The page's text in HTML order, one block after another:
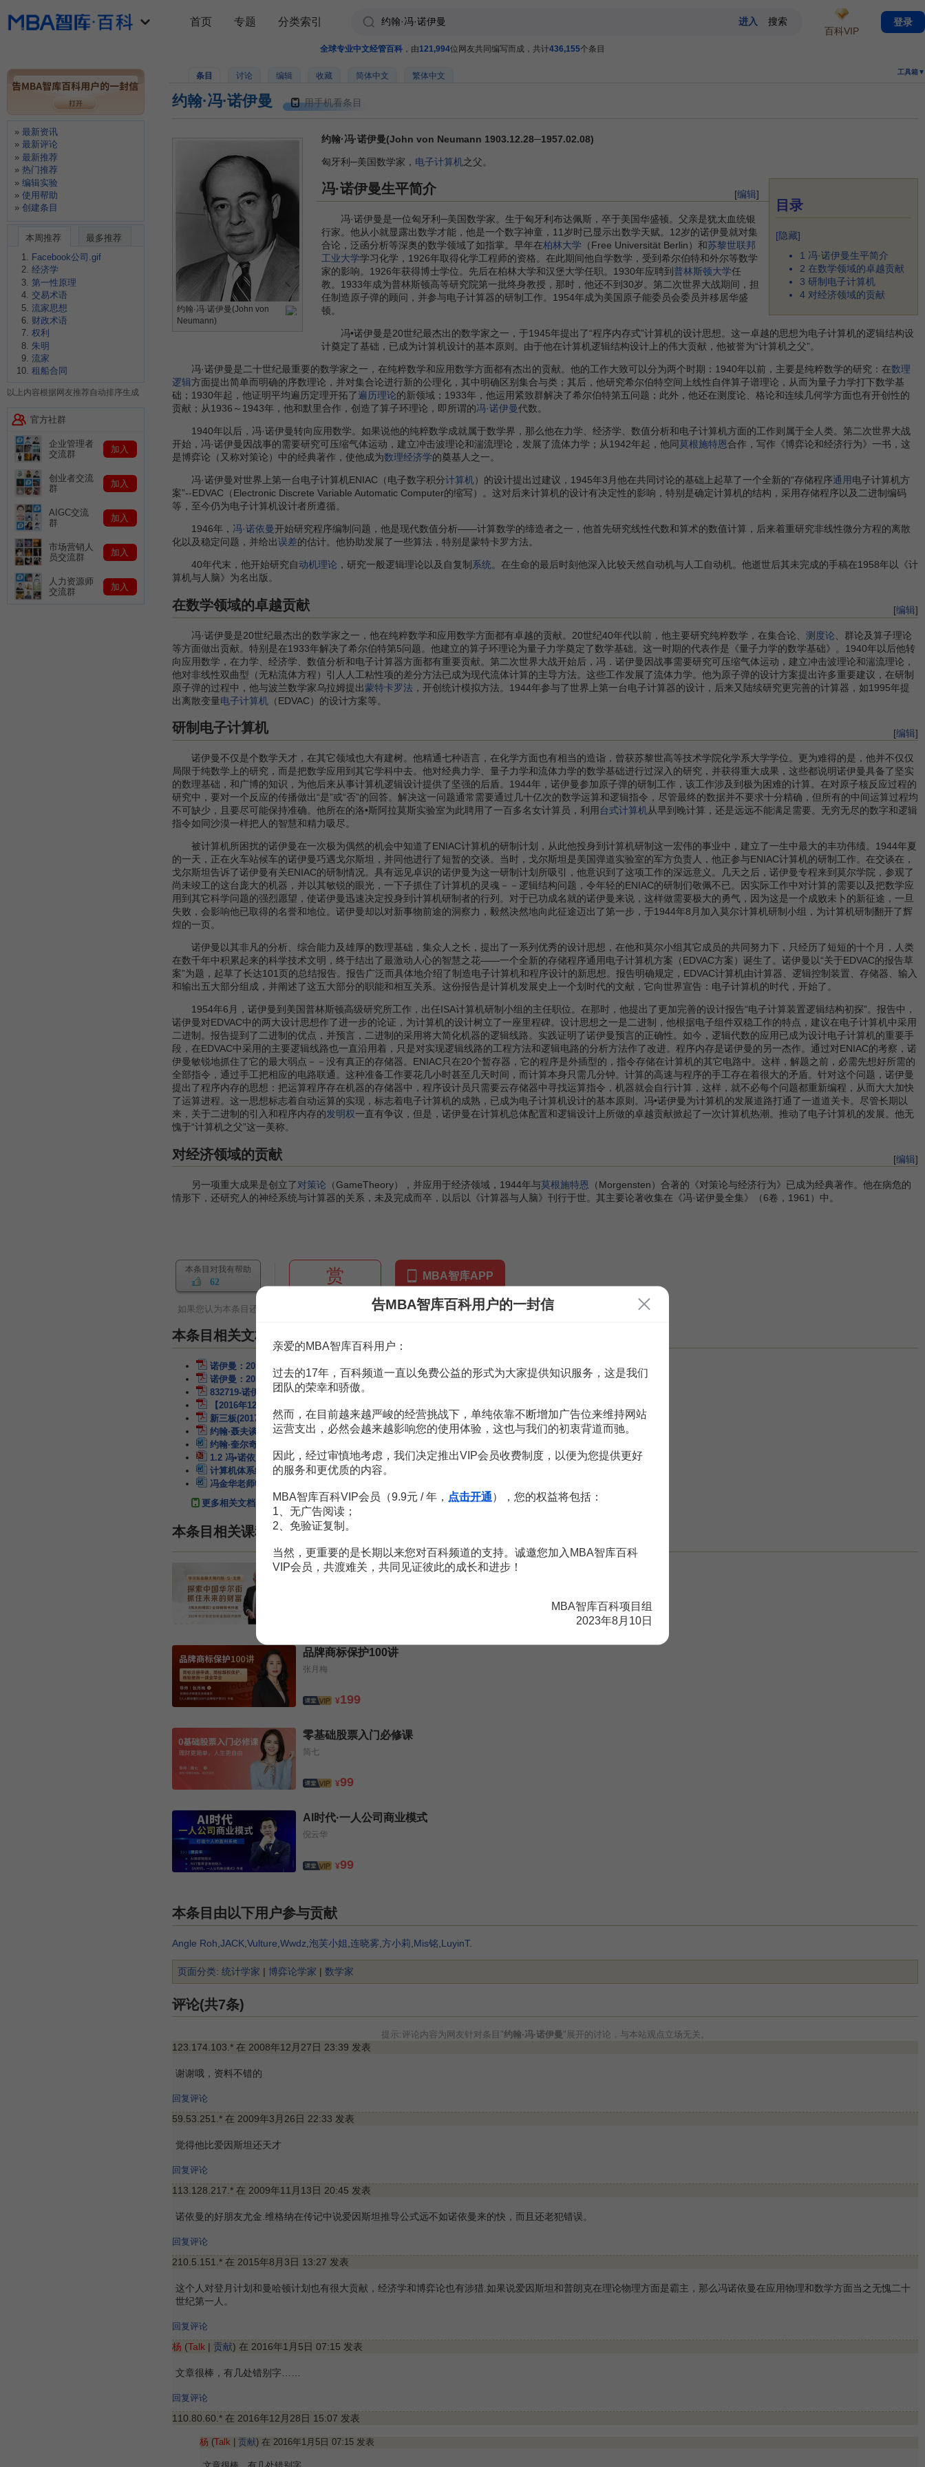
全球专业中文经管百科 ，由121,994位网友共同编写而成，共计436,155个条目
条目 讨论 编辑 收藏 简体中文 繁体中文 工具箱▼
约翰·冯·诺伊曼 用手机看条目
约翰·冯·诺伊曼(John von
Neumann)
约翰·冯·诺伊曼(John von Neumann 1903.12.28─1957.02.08)
匈牙利─美国数学家， 电子计算机之父。
目录
[隐藏]
1 冯·诺伊曼生平简介
2 在数学领域的卓越贡献
3 研制电子计算机
4 对经济领域的贡献
[编辑]
冯·诺伊曼生平简介
冯·诺伊曼是一位匈牙利─美国数学家。生于匈牙利布达佩斯，卒于美国华盛顿。父亲是犹太血统银
行家。他从小就显露出数学才能，他是一个数字神童，11岁时已显示出数学天赋。12岁的诺伊曼就对集
合论，泛函分析等深奥的数学领域了如指掌。早年在柏林大学 （Free Universität Berlin）和苏黎世联邦
工业大学学习化学，1926年取得化学工程师的资格。在此期间他自学数学，受到希尔伯特和外尔等数学
家的影响。1926年获得博士学位。先后在柏林大学和汉堡大学任职。1930年应聘到 普林斯顿大学任
教。1933年成为普林斯顿高等研究院第一批终身教授，那时，他还不到30岁。第二次世界大战期间，担
任制造原子弹的顾问，并参与电子计算器的研制工作。1954年成为美国原子能委员会委员并移居华盛
顿。
冯•诺伊曼是20世纪最杰出的数学家之一，于1945年提出了“程序内存式”计算机的设计思想。这一卓越的思想为电子计算机的逻辑结构设
计奠定了基础，已成为计算机设计的基本原则。由于他在计算机逻辑结构设计上的伟大贡献，他被誉为“计算机之父”。
冯·诺伊曼是二十世纪最重要的数学家之一，在纯粹数学和应用数学方面都有杰出的贡献。他的工作大致可以分为两个时期：1940年以前，主要是纯粹数学的研究：在数理
逻辑方面提出简单而明确的序数理论，并对集合论进行新的公理化，其中明确区别集合与类；其后，他研究希尔伯特空间上线性自伴算子谱理论，从而为量子力学打下数学基
础；1930年起，他证明平均遍历定理开拓了遍历理论的新领域；1933年，他运用紧致群解决了希尔伯特第五问题；此外，他还在测度论、格论和连续几何学方面也有开创性的
贡献；从1936～1943年，他和默里合作，创造了算子环理论，即所谓的冯·诺伊曼代数。
1940年以后，冯·诺伊曼转向应用数学。如果说他的纯粹数学成就属于数学界，那么他在力学、经济学、数值分析和电子计算机方面的工作则属于全人类。第二次世界大战
开始，冯·诺伊曼因战事的需要研究可压缩气体运动，建立冲击波理论和湍流理论，发展了流体力学；从1942年起，他同莫根施特恩合作，写作《博弈论和经济行为》一书，这
是博弈论（又称对策论）中的经典著作，使他成为数理经济学的奠基人之一。
冯·诺伊曼对世界上第一台电子计算机ENIAC（电子数字积分计算机）的设计提出过建议，1945年3月他在共同讨论的基础上起草了一个全新的“存储程序通用电子计算机方
案”--EDVAC（Electronic Discrete Variable Automatic Computer的缩写）。这对后来计算机的设计有决定性的影响，特别是确定计算机的结构，采用存储程序以及二进制编码
等，至今仍为电子计算机设计者所遵循。
1946年， 冯·诺依曼开始研究程序编制问题，他是现代数值分析——计算数学的缔造者之一，他首先研究线性代数和算术的数值计算，后来着重研究非线性微分方程的离散
化以及稳定问题，并给出误差的估计。他协助发展了一些算法，特别是蒙特卡罗方法。
40年代末，他开始研究自动机理论 ，研究一般逻辑理论以及自复制 系统。在生命的最后时刻他深入比较天然自动机与人工自动机。他逝世后其未完成的手稿在1958年以《计
算机与人脑》为名出版。
[编辑]
在数学领域的卓越贡献
冯·诺伊曼是20世纪最杰出的数学家之一，他在纯粹数学和应用数学方面都有卓越的贡献。20世纪40年代以前，他主要研究纯粹数学，在集合论、 测度论 、群论及算子理论
等方面做出贡献。特别是在1933年解决了希尔伯特第5问题。他建立的算子环理论为量子力学奠定了数学基础。这一时期的代表作是《量子力学的数学基础》。1940年以后他转
向应用数学，在力学、经济学、数值分析和电子计算器方面都有重要贡献。第二次世界大战开始后，冯．诺伊曼因战事需要研究可压缩气体运动，建立冲击波理论和湍流理论，
他对非线性双曲型（无粘流体方程）引人人工粘性项的差分方法已成为现代流体计算的主导方法。这些工作发展了流体力学。他为原子弹的设计方案提出许多重要建议，在研制
原子弹的过程中，他与波兰数学家乌拉姆提出蒙特卡罗法 ，开创统计模拟方法。1944年参与了世界上第一台电子计算器的设计，后来又陆续研究更完善的计算器，如1995年提
出离散变量电子计算机 （EDVAC）的设计方案等。
[编辑]
研制电子计算机
诺伊曼不仅是个数学天才，在其它领域也大有建树。他精通七种语言，在化学方面也有相当的造诣，曾获苏黎世高等技术学院化学系大学学位。更为难得的是，他并不仅仅
局限于纯数学上的研究，而是把数学应用到其它学科中去。他对经典力学、量子力学和流体力学的数学基础进行过深入的研究，并获得重大成果，这些都说明诺伊曼具备了坚实
的数理基础，和广博的知识，为他后来从事计算机逻辑设计提供了坚强的后盾。1944年，诺伊曼参加原子弹的研制工作，该工作涉及到极为困难的计算。在对原子核反应过程的
研究中，要对一个反应的传播做出“是”或“否”的回答。解决这一问题通常需要通过几十亿次的数学运算和逻辑指令，尽管最终的数据并不要求十分精确，但所有的中间运算过程均
不可缺少，且要尽可能保持准确。他所在的洛•斯阿拉莫斯实验室为此聘用了一百多名女计算员，利用 台式计算机从早到晚计算，还是远远不能满足需要。无穷无尽的数字和逻辑
指令如同沙漠一样把人的智慧和精力吸尽。
被计算机所困扰的诺伊曼在一次极为偶然的机会中知道了ENIAC计算机的研制计划，从此他投身到计算机研制这一宏伟的事业中，建立了一生中最大的丰功伟绩。1944年夏
的一天，正在火车站候车的诺伊曼巧遇戈尔斯坦，并同他进行了短暂的交谈。当时，戈尔斯坦是美国弹道实验室的军方负责人，他正参与ENIAC计算机的研制工作。在交谈在，
戈尔斯坦告诉了诺伊曼有关ENIAC的研制情况。具有远见卓识的诺伊曼为这一研制计划所吸引，他意识到了这项工作的深远意义。几天之后，诺伊曼专程来到莫尔学院，参观了
尚未竣工的这台庞大的机器，并以其敏锐的眼光，一下子抓住了计算机的灵魂－－逻辑结构问题，令年轻的ENIAC的研制们敬佩不已。因实际工作中对计算的需要以及把数学应
用到其它科学问题的强烈愿望，使诺伊曼迅速决定投身到计算机研制者的行列。对于已功成名就的诺伊曼来说，这样做需要极大的勇气，因为这是一个成败未卜的新征途，一旦
失败，会影响他已取得的名誉和地位。诺伊曼却以对新事物前途的洞察力，毅然决然地向此征途迈出了第一步，于1944年8月加入莫尔计算机研制小组，为计算机研制翻开了辉
煌的一页。
诺伊曼以其非凡的分析、综合能力及雄厚的数理基础，集众人之长，提出了一系列优秀的设计思想，在他和莫尔小组其它成员的共同努力下，只经历了短短的十个月，人类
在数千年中积累起来的科学技术文明，终于结出了最激动人心的智慧之花——一个全新的存储程序通用电子计算机方案（EDVAC方案）诞生了。诺伊曼以“关于EDVAC的报告草
案”为题，起草了长达101页的总结报告。报告广泛而具体地介绍了制造电子计算机和程序设计的新思想。报告明确规定，EDVAC计算机由计算器、逻辑控制装置、存储器、输入
和输出五大部分组成，并阐述了这五大部分的职能和相互关系。这份报告是计算机发展史上一个划时代的文献，它向世界宣告：电子计算机的时代，开始了。
1954年6月，诺伊曼到美国普林斯顿高级研究所工作，出任ISA计算机研制小组的主任职位。在那时，他提出了更加完善的设计报告“电子计算装置逻辑结构初探”。报告中，
诺伊曼对EDVAC中的两大设计思想作了进一步的论证，为计算机的设计树立了一座里程碑。设计思想之一是二进制，他根据电子组件双稳工作的特点，建议在电子计算机中采用
二进制。报告提到了二进制的优点，并预言，二进制的采用将大简化机器的逻辑线路。实践证明了诺伊曼预言的正确性。如今，逻辑代数的应用已成为设计电子计算机的重要手
段，在EDVAC中采用的主要逻辑线路也一直沿用着，只是对实现逻辑线路的工程方法和逻辑电路的分析方法作了改进。程序内存是诺伊曼的另一杰作。通过对ENIAC的考察，诺
伊曼敏锐地抓住了它的最大弱点－－没有真正的存储器。ENIAC只在20个暂存器，它的程序是外插型的，指令存储在计算机的其它电路中。这样，解题之前，必需先想好所需的
全部指令，通过手工把相应的电路联通。这种准备工作要花几小时甚至几天时间，而计算本身只需几分钟。计算的高速与程序的手工存在着很大的矛盾。针对这个问题，诺伊曼
提出了程序内存的思想：把运算程序存在机器的存储器中，程序设计员只需要云存储器中寻找运算指令，机器就会自行计算，这样，就不必每个问题都重新编程，从而大大加快
了运算进程。这一思想标志着自动运算的实现，标志着电子计算机的成熟，已成为电子计算机设计的基本原则。冯•诺伊曼为计算机的发展道路打通了一道道关卡。尽管长期以
来，关于二进制的引入和程序内存的发明权一直有争议，但是，诺伊曼在计算机总体配置和逻辑设计上所做的卓越贡献掀起了一次计算机热潮。推动了电子计算机的发展。他无
愧于“计算机之父”这一美称。
[编辑]
对经济领域的贡献
另一项重大成果是创立了对策论 （GameTheory），并应用于经济领域，1944年与莫根施特恩
（Morgensten）合著的《对策论与经济行为》已成为经典著作。他在病危的
情形下，还研究人的神经系统与计算器的关系，未及完成而卒，以后以《计算器与人脑》刊行于世。其主要论著收集在《冯·诺伊曼全集》（6卷，1961）中。
本条目对我有帮助
62 赏 MBA智库APP
如果您认为本条目还有待完善，需要补充新内容或修改错误内容，请 编辑条目或 投诉举报 。
本条目相关文档
诺伊曼：2017年年度报告 115页
诺伊曼：2017年年度报告摘要
5页
832719-诺伊曼-公开转让说明书 169页
【2016年12月】四季度_诺伊曼_分析报告
新三板(2017预测)诺伊曼(832719)财务风险预警评级报告 26页
约翰·聂夫谈价值投资 8页
约翰·奎尔奇：地点是营销的关键
1.2 冯•诺依曼模型 9页
计算机体系结构的冯·诺依曼模型详解.docx 2页
冯金华老师物流
更多相关文档
本条目相关课程
探索中国华尔街，抓住未来财富
品牌商标保护100讲
张月梅
¥199
零基础股票入门必修课
简七
¥99
AI时代·一人公司商业模式
倪云华
¥99
本条目由以下用户参与贡献
Angle Roh,JACK,Vulture,Wwdz,泡芙小姐,连晓雾,方小莉,Mis铭,LuyinT.
页面分类: 统计学家 | 博弈论学家 | 数学家
评论(共7条)
提示:评论内容为网友针对条目"约翰·冯·诺伊曼"展开的讨论，与本站观点立场无关。
123.174.103.* 在 2008年12月27日 23:39 发表
谢谢哦，资料不错的
回复评论
59.53.251.* 在 2009年3月26日 22:33 发表
觉得他比爱因斯坦还天才
回复评论
113.128.217.* 在 2009年11月13日 20:45 发表
诺依曼的好朋友尤金.维格纳在传记中说爱因斯坦推导公式远不如诺依曼来的快，而且还老犯错误。
回复评论
210.5.151.* 在 2015年8月3日 13:27 发表
这个人对登月计划和曼哈顿计划也有很大贡献，经济学和博弈论也有涉猎.如果说爱因斯坦和普朗克在理论物理方面是霸主，那么冯诺依曼在应用物理和数学方面当之无愧二十
世纪第一人。
回复评论
杨 (Talk | 贡献) 在 2016年1月5日 07:15 发表
文章很棒，有几处错别字……
回复评论
110.80.60.* 在 2016年12月28日 15:07 发表
杨 (Talk 贡献) 在 2016年1月5日 07:15 发表
首页 专题 分类索引
百科VIP
登录
最新资讯
最新评论
最新推荐
热门推荐
编辑实验
使用帮助
创建条目
本周推荐
最多推荐
Facebook公司.gif
经济学
第一性原理
交易术语
流家思想
财政术语
权利
朱明
流家
租船合同
以上内容根据网友推荐自动排序生成
官方社群
企业管理者
交流群
加入
创业者交流
群
加入
AIGC交流
群
加入
市场营销人
员交流群
加入
人力资源师
交流群
加入
告MBA智库百科用户的一封信
亲爱的MBA智库百科用户：
过去的17年，百科频道一直以免费公益的形式为大家提供知识服务，这是我们
团队的荣幸和骄傲。
然而，在目前越来越严峻的经营挑战下，单纯依靠不断增加广告位来维持网站
运营支出，必然会越来越影响您的使用体验，这也与我们的初衷背道而驰。
因此，经过审慎地考虑，我们决定推出VIP会员收费制度，以便为您提供更好
的服务和更优质的内容。
MBA智库百科VIP会员（9.9元 / 年， 点击开通），您的权益将包括：
1、无广告阅读；
2、免验证复制。
当然，更重要的是长期以来您对百科频道的支持。诚邀您加入MBA智库百科
VIP会员，共渡难关，共同见证彼此的成长和进步！
MBA智库百科项目组
2023年8月10日